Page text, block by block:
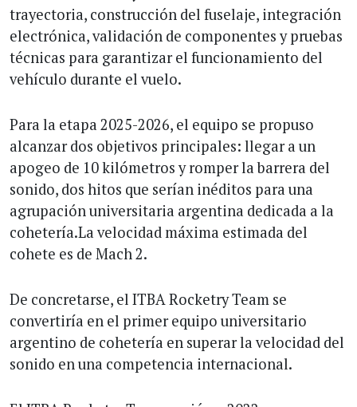
trayectoria, construcción del fuselaje, integración
electrónica, validación de componentes y pruebas
técnicas para garantizar el funcionamiento del
vehículo durante el vuelo.
Para la etapa 2025-2026, el equipo se propuso
alcanzar dos objetivos principales: llegar a un
apogeo de 10 kilómetros y romper la barrera del
sonido, dos hitos que serían inéditos para una
agrupación universitaria argentina dedicada a la
cohetería.La velocidad máxima estimada del
cohete es de Mach 2.
De concretarse, el ITBA Rocketry Team se
convertiría en el primer equipo universitario
argentino de cohetería en superar la velocidad del
sonido en una competencia internacional.